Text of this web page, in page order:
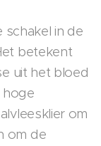
schakel in de
betekent
uit het bloed
hoge
om
om de